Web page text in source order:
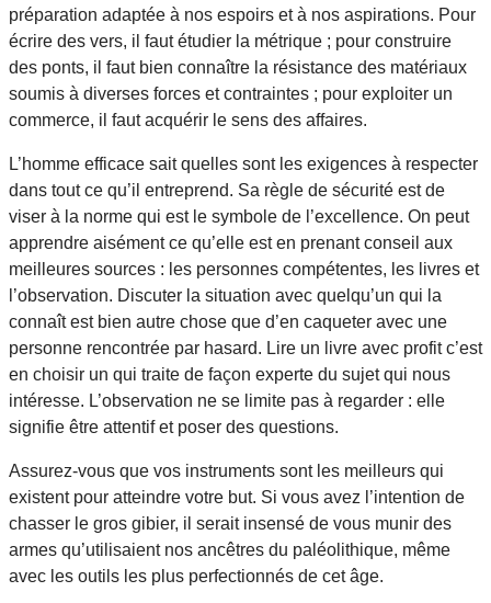
préparation adaptée à nos espoirs et à nos aspirations. Pour
écrire des vers, il faut étudier la métrique ; pour construire
des ponts, il faut bien connaître la résistance des matériaux
soumis à diverses forces et contraintes ; pour exploiter un
commerce, il faut acquérir le sens des affaires.
L’homme efficace sait quelles sont les exigences à respecter
dans tout ce qu’il entreprend. Sa règle de sécurité est de
viser à la norme qui est le symbole de l’excellence. On peut
apprendre aisément ce qu’elle est en prenant conseil aux
meilleures sources : les personnes compétentes, les livres et
l’observation. Discuter la situation avec quelqu’un qui la
connaît est bien autre chose que d’en caqueter avec une
personne rencontrée par hasard. Lire un livre avec profit c’est
en choisir un qui traite de façon experte du sujet qui nous
intéresse. L’observation ne se limite pas à regarder : elle
signifie être attentif et poser des questions.
Assurez-vous que vos instruments sont les meilleurs qui
existent pour atteindre votre but. Si vous avez l’intention de
chasser le gros gibier, il serait insensé de vous munir des
armes qu’utilisaient nos ancêtres du paléolithique, même
avec les outils les plus perfectionnés de cet âge.